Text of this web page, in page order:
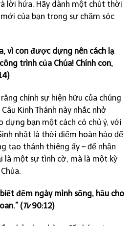
lời hứa. Hãy dành một chút thời
của bạn trong sự chăm sóc
vì con được dựng nên cách lạ
trình của Chúa! Chính con,
chính sự hiện hữu của chúng
Kinh Thánh này nhắc nhở
dựng bạn một cách có chủ ý, với
nhật là thời điểm hoàn hảo để
tạo thánh thiêng ấy – để nhận
là một sự tình cờ, mà là một kỳ
đếm ngày mình sống, hầu cho
(Tv90:12)